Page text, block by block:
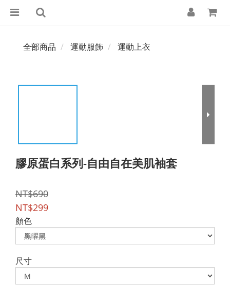
全部商品 運動服飾 運動上衣
膠原蛋白系列-自由自在美肌袖套
NT$690
NT$299
顏色
尺寸